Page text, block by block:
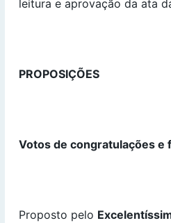
leitura e aprovação da ata
PROPOSIÇÕES
Votos de congratulações e
Proposto pelo